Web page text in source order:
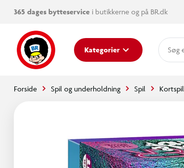
365 dages bytteservice i butikkerne og på BR.dk
Kategorier
Forside Spil og underholdning Spil Kortspil